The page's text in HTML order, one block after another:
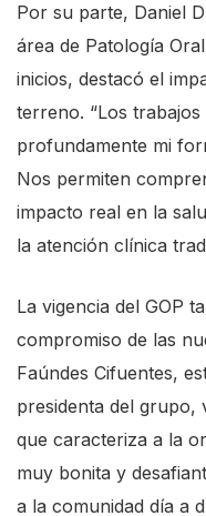
Por su parte, Daniel
área de Patología
inicios, destacó el
terreno. “Los
profundamente mi
Nos permiten
impacto real en la
la atención clínica
La vigencia del GOP
compromiso de las
Faúndes Cifuentes,
presidenta del grupo,
que caracteriza a la
muy bonita y
a la comunidad día a